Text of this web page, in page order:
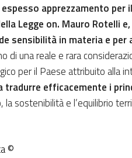
espesso apprezzamento
Legge on. Mauro Rotelli
sensibilità in materia e
di una reale e rara
per il Paese attribuito alla
tradurre efficacemente i
la sostenibilità e l’equilibrio
©